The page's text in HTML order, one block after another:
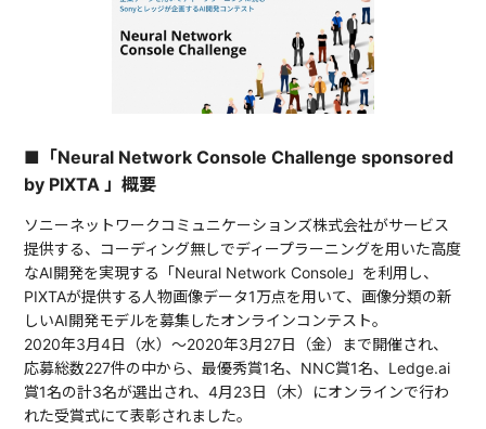
■「Neural Network Console Challenge sponsored
by PIXTA 」概要
ソニーネットワークコミュニケーションズ株式会社がサービス
提供する、コーディング無しでディープラーニングを用いた高度
なAI開発を実現する「Neural Network Console」を利用し、
PIXTAが提供する人物画像データ1万点を用いて、画像分類の新
しいAI開発モデルを募集したオンラインコンテスト。
2020年3月4日（水）～2020年3月27日（金）まで開催され、
応募総数227件の中から、最優秀賞1名、NNC賞1名、Ledge.ai
賞1名の計3名が選出され、4月23日（木）にオンラインで行わ
れた受賞式にて表彰されました。